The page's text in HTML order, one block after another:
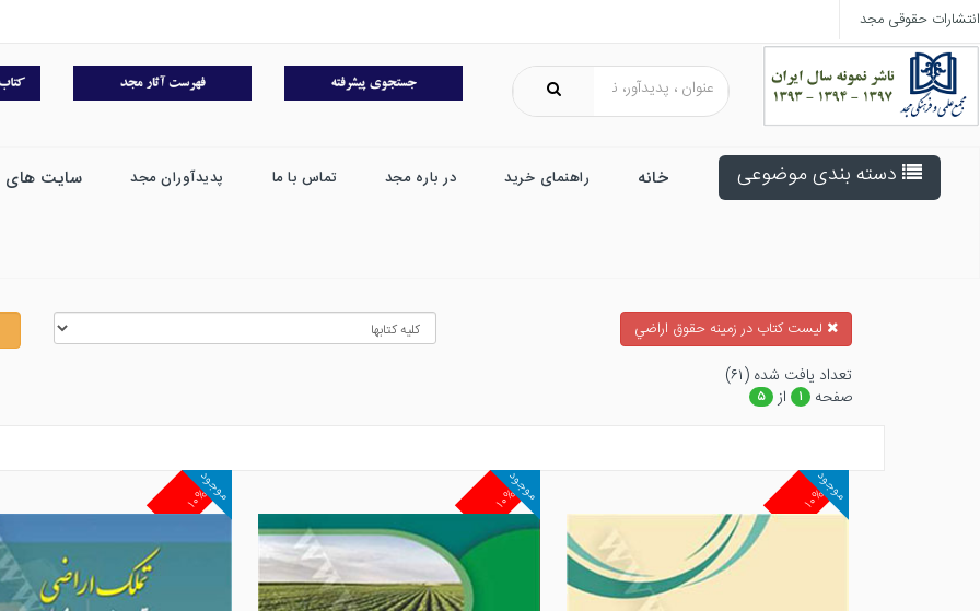
انتشارات حقوقی مجد
دسته بندی موضوعی خانه راهنمای خرید در باره مجد تماس با ما پدیدآوران مجد سایت های
ليست كتاب در زمينه حقوق اراضي
تعداد يافت شده (۶۱)
صفحه
۱ از ۵
۱۰%
موجود ۱۰%
موجود ۱۰%
موجود